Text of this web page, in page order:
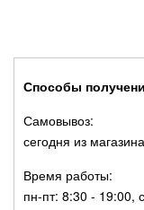
Способы
Самовывоз:
сегодня из
Время работы:
пн-пт: 8:30 - 19:00,